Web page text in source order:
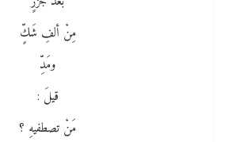
مِنْ ألفِ شَكٍّ
ومَدِّ
قيلَ :
مَنْ تصطفيهِ ؟